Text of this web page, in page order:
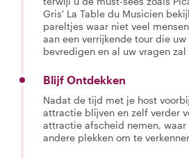
Gris' La Table du Musicien
pareltjes waar niet veel
aan een verrijkende tour die
bevredigen en al uw vragen
Blijf Ontdekken
Nadat de tijd met je host
attractie blijven en zelf verder
attractie afscheid nemen,
andere plekken om te